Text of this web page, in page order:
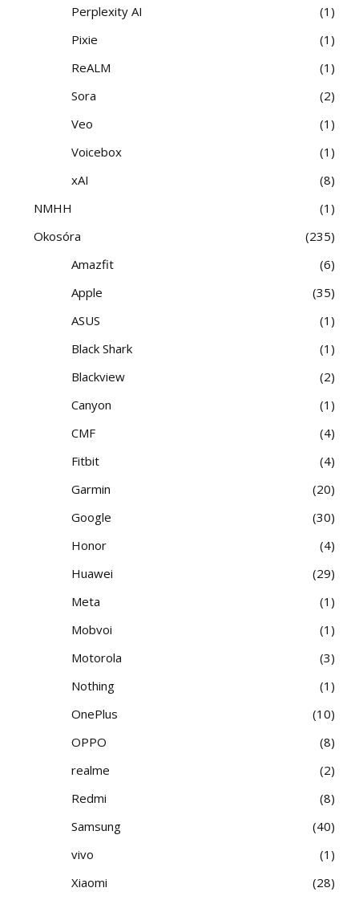
Perplexity AI
1
Pixie
1
ReALM
1
Sora
2
Veo
1
Voicebox
1
xAI
8
NMHH
1
Okosóra
235
Amazfit
6
Apple
35
ASUS
1
Black Shark
1
Blackview
2
Canyon
1
CMF
4
Fitbit
4
Garmin
20
Google
30
Honor
4
Huawei
29
Meta
1
Mobvoi
1
Motorola
3
Nothing
1
OnePlus
10
OPPO
8
realme
2
Redmi
8
Samsung
40
vivo
1
Xiaomi
28